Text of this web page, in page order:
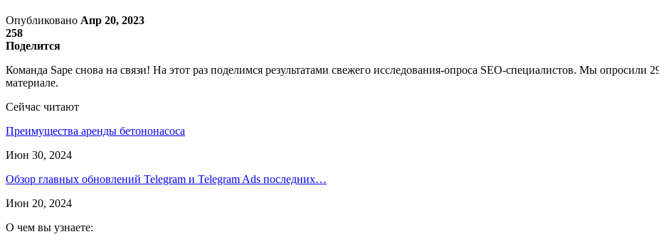
Опубликовано Апр 20, 2023
258
Поделится
Команда Sape снова на связи! На этот раз поделимся результатами свежего исследования-опроса SEO-специалистов. Мы опросили
материале.
Сейчас читают
Преимущества аренды бетононасоса
Июн 30, 2024
Обзор главных обновлений Telegram и Telegram Ads последних…
Июн 20, 2024
О чем вы узнаете: